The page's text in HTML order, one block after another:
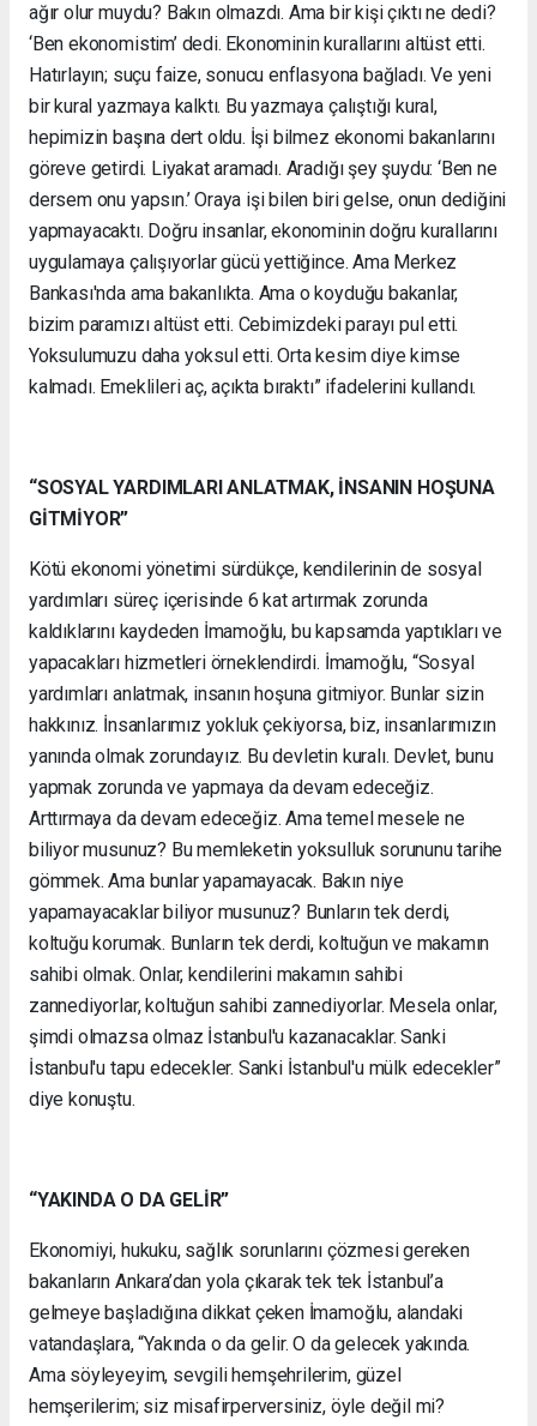
ağır olur muydu? Bakın olmazdı. Ama bir kişi çıktı ne dedi?
‘Ben ekonomistim’ dedi. Ekonominin kurallarını altüst etti.
Hatırlayın; suçu faize, sonucu enflasyona bağladı. Ve yeni
bir kural yazmaya kalktı. Bu yazmaya çalıştığı kural,
hepimizin başına dert oldu. İşi bilmez ekonomi bakanlarını
göreve getirdi. Liyakat aramadı. Aradığı şey şuydu: ‘Ben ne
dersem onu yapsın.’ Oraya işi bilen biri gelse, onun dediğini
yapmayacaktı. Doğru insanlar, ekonominin doğru kurallarını
uygulamaya çalışıyorlar gücü yettiğince. Ama Merkez
Bankası'nda ama bakanlıkta. Ama o koyduğu bakanlar,
bizim paramızı altüst etti. Cebimizdeki parayı pul etti.
Yoksulumuzu daha yoksul etti. Orta kesim diye kimse
kalmadı. Emeklileri aç, açıkta bıraktı” ifadelerini kullandı.
“SOSYAL YARDIMLARI ANLATMAK, İNSANIN HOŞUNA
GİTMİYOR”
Kötü ekonomi yönetimi sürdükçe, kendilerinin de sosyal
yardımları süreç içerisinde 6 kat artırmak zorunda
kaldıklarını kaydeden İmamoğlu, bu kapsamda yaptıkları ve
yapacakları hizmetleri örneklendirdi. İmamoğlu, “Sosyal
yardımları anlatmak, insanın hoşuna gitmiyor. Bunlar sizin
hakkınız. İnsanlarımız yokluk çekiyorsa, biz, insanlarımızın
yanında olmak zorundayız. Bu devletin kuralı. Devlet, bunu
yapmak zorunda ve yapmaya da devam edeceğiz.
Arttırmaya da devam edeceğiz. Ama temel mesele ne
biliyor musunuz? Bu memleketin yoksulluk sorununu tarihe
gömmek. Ama bunlar yapamayacak. Bakın niye
yapamayacaklar biliyor musunuz? Bunların tek derdi,
koltuğu korumak. Bunların tek derdi, koltuğun ve makamın
sahibi olmak. Onlar, kendilerini makamın sahibi
zannediyorlar, koltuğun sahibi zannediyorlar. Mesela onlar,
şimdi olmazsa olmaz İstanbul'u kazanacaklar. Sanki
İstanbul'u tapu edecekler. Sanki İstanbul'u mülk edecekler”
diye konuştu.
“YAKINDA O DA GELİR”
Ekonomiyi, hukuku, sağlık sorunlarını çözmesi gereken
bakanların Ankara’dan yola çıkarak tek tek İstanbul’a
gelmeye başladığına dikkat çeken İmamoğlu, alandaki
vatandaşlara, “Yakında o da gelir. O da gelecek yakında.
Ama söyleyeyim, sevgili hemşehrilerim, güzel
hemşerilerim; siz misafirperversiniz, öyle değil mi?